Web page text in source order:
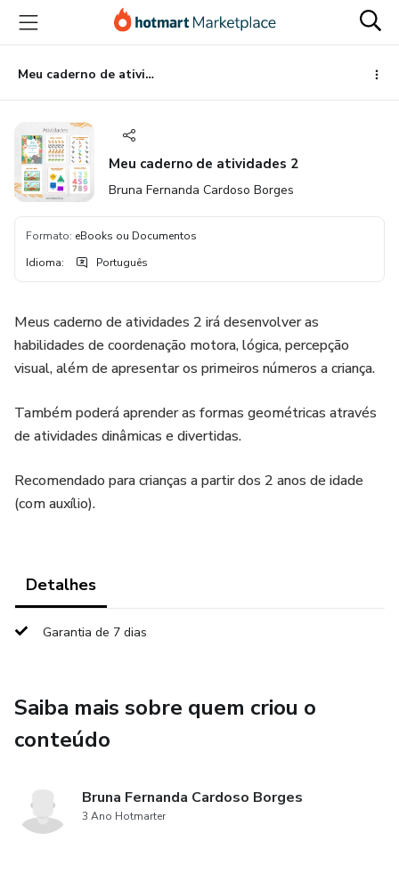
para
conteúdo
principal
para
pagamento
para
rodapé
Meu caderno de atividades 2
Meu caderno de atividades 2
Bruna Fernanda Cardoso Borges
Formato: eBooks ou Documentos
Idioma: Português
Meus caderno de atividades 2 irá desenvolver as
habilidades de coordenação motora, lógica, percepção
visual, além de apresentar os primeiros números a criança.
Também poderá aprender as formas geométricas através
de atividades dinâmicas e divertidas.
Recomendado para crianças a partir dos 2 anos de idade
(com auxílio).
Detalhes
Garantia de 7 dias
Saiba mais sobre quem criou o
conteúdo
Bruna Fernanda Cardoso Borges
3 Ano Hotmarter